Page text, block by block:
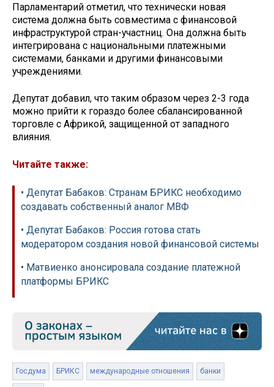
Парламентарий отметил, что технически новая
система должна быть совместима с финансовой
инфраструктурой стран-участниц. Она должна быть
интегрирована с национальными платежными
системами, банками и другими финансовыми
учреждениями.
Депутат добавил, что таким образом через 2-3 года
можно прийти к гораздо более сбалансированной
торговле с Африкой, защищенной от западного
влияния.
Читайте также:
• Депутат Бабаков: Странам БРИКС необходимо
создавать собственный аналог МВФ
• Депутат Бабаков: Россия готова стать
модератором создания новой финансовой системы
• Матвиенко анонсировала создание платежной
платформы БРИКС
Госдума БРИКС международные отношения банки